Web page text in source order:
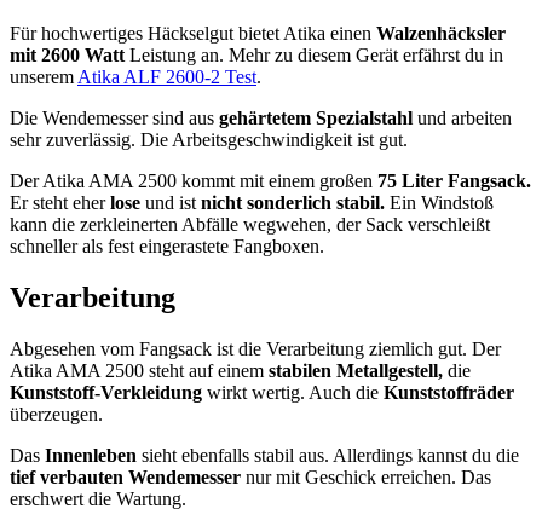
Für hochwertiges Häckselgut bietet Atika einen Walzenhäcksler
mit 2600 Watt Leistung an. Mehr zu diesem Gerät erfährst du in
unserem Atika ALF 2600-2 Test.
Die Wendemesser sind aus gehärtetem Spezialstahl und arbeiten
sehr zuverlässig. Die Arbeitsgeschwindigkeit ist gut.
Der Atika AMA 2500 kommt mit einem großen 75 Liter Fangsack.
Er steht eherlose und ist nicht sonderlich stabil. Ein Windstoß
kann die zerkleinerten Abfälle wegwehen, der Sack verschleißt
schneller als fest eingerastete Fangboxen.
Verarbeitung
Abgesehen vom Fangsack ist die Verarbeitung ziemlich gut. Der
Atika AMA 2500 steht auf einem stabilen Metallgestell, die
Kunststoff-Verkleidung wirkt wertig. Auch die Kunststoffräder
überzeugen.
Das Innenleben sieht ebenfalls stabil aus. Allerdings kannst du die
tief verbauten Wendemesser nur mit Geschick erreichen. Das
erschwert die Wartung.